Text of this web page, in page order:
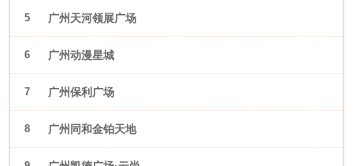
5 广州天河领展广场
6 广州动漫星城
7 广州保利广场
8 广州同和金铂天地